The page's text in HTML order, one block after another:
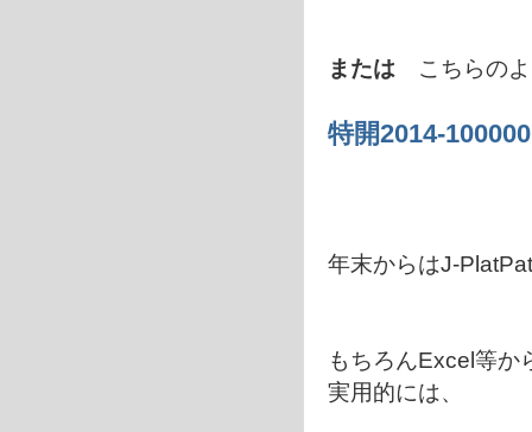
または こちらの
特開2014-100000
年末からはJ-
もちろんExcel等か
実用的には、